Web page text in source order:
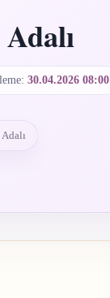
30.04.2026 08:00